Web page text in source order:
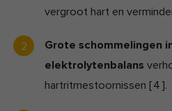
vergroot hart en
Grote schommelingen
elektrolytenbalans
hartritmestoornissen [4].